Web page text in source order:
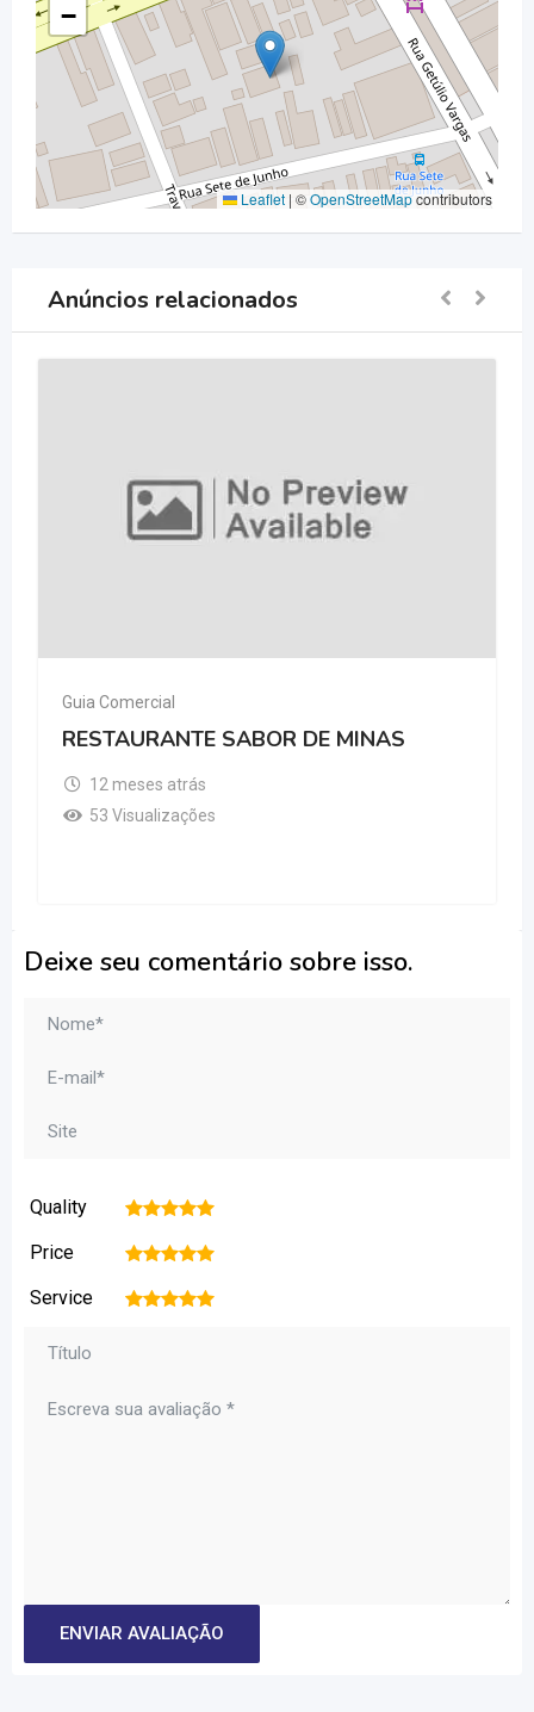
−
Leaflet | ©OpenStreetMapcontributors
Anúncios relacionados
Guia Comercial
RESTAURANTE SABOR DE MINAS
12 meses atrás
53 Visualizações
Deixe seu comentário sobre isso.
Quality 5
4
3
2
Price 5
4
3
2
Service 5
4
3
2